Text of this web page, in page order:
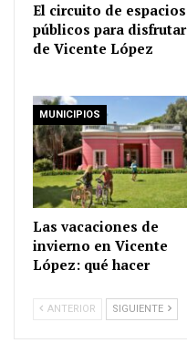
El circuito de espacios
públicos para disfrutar
de Vicente López
MUNICIPIOS
Las vacaciones de
invierno en Vicente
López: qué hacer
ANTERIOR SIGUIENTE